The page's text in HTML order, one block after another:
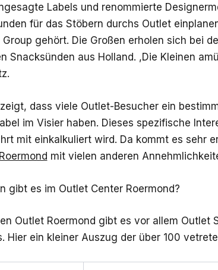
Labels und renommierte
für das Stöbern durchs Outlet
gehört. Die Großen erholen sich bei
Snacksünden aus Holland. ,Die Kleinen
dass viele Outlet-Besucher ein
im Visier haben. Dieses spezifische
mit einkalkuliert wird. Da kommt es sehr
mit vielen anderen
gibt es im Outlet Center Roermond?
Outlet Roermond gibt es vor allem Outlet
Hier ein kleiner Auszug der über 100